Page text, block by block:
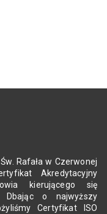
Rafała w Czerwonej
Akredytacyjny
kierującego się
Dbając o najwyższy
Certyfikat ISO